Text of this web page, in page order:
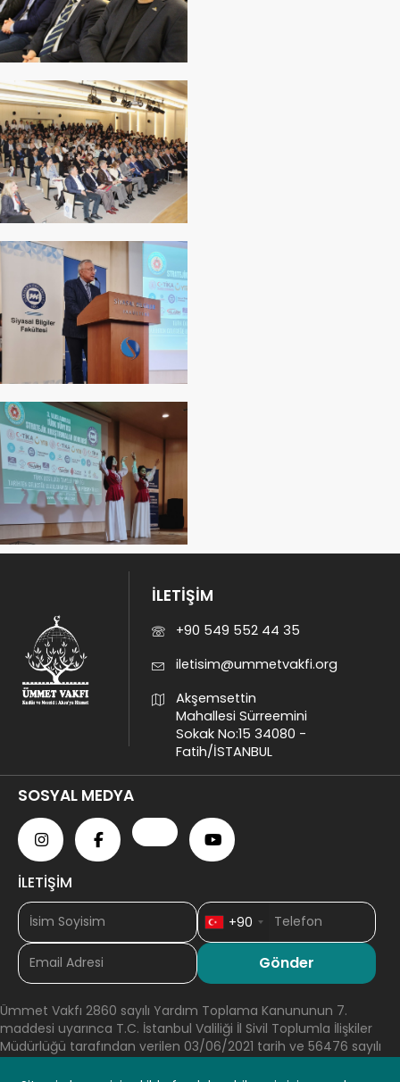
İLETİŞİM
+90 549 552 44 35
iletisim@ummetvakfi.org
Akşemsettin
Mahallesi Sürreemini
Sokak No:15 34080 -
Fatih/İSTANBUL
SOSYAL MEDYA
İLETİŞİM
+90
Ümmet Vakfı 2860 sayılı Yardım Toplama Kanununun 7.
maddesi uyarınca T.C. İstanbul Valiliği İl Sivil Toplumla İlişkiler
Müdürlüğü tarafından verilen 03/06/2021 tarih ve 56476 sayılı